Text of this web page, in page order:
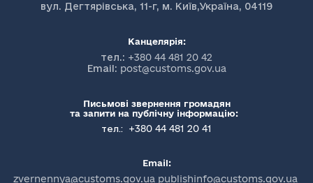
вул. Дегтярівська, 11-г, м. Київ,Україна, 04119
Канцелярія:
тел.: +380 44 481 20 42
Email: post@customs.gov.ua
Письмові звернення громадян
та запити на публічну інформацію:
тел.:
+380 44 481 20 41
Email:
zvernennya@customs.gov.ua publishinfo@customs.gov.ua